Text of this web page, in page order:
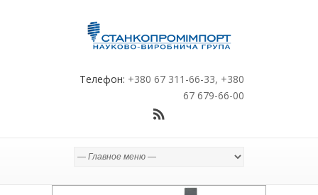
Телефон: +380 67 311-66-33, +380
67 679-66-00